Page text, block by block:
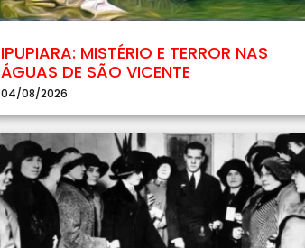
IPUPIARA: MISTÉRIO E TERROR NAS
ÁGUAS DE SÃO VICENTE
04/08/2026